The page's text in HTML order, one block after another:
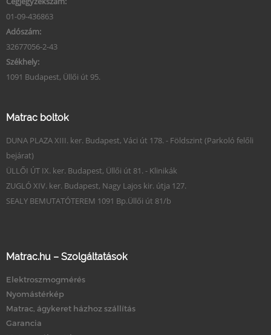
01-09-436863
Adószám:
32677056-2-43
Székhely:
1091 Budapest, Üllői út 95.
Matrac boltok
DUNA PLAZA XIII. ker. Budapest, Váci út 178. - Földszint (Parkoló felőli
bejárat)
ÜLLŐI ÚT IX. ker. Budapest, Üllői út 81. - Klinikák
ZUGLÓ XIV. ker. Budapest, Nagy Lajos kir. útja 127.
SEALY BEMUTATÓTEREM 1091 Bp.Üllői út 81/b
Matrac.hu – Szolgáltatások
Elektroszmogmérés
Nyomástérkép
Matrac, ágykeret házhoz szállítás
Garancia